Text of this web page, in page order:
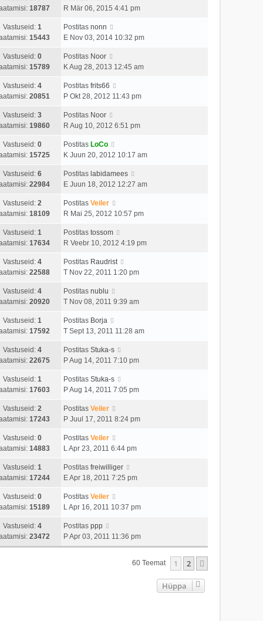
18787
R Mär 06, 2015 4:41 pm
Vastuseid: 1
15443
Postitas nonn
E Nov 03, 2014 10:32 pm
Vastuseid: 0
15789
Postitas Noor
K Aug 28, 2013 12:45 am
Vastuseid: 4
20851
Postitas frits66
P Okt 28, 2012 11:43 pm
Vastuseid: 3
19860
Postitas Noor
R Aug 10, 2012 6:51 pm
Vastuseid: 0
15725
Postitas LoCo
K Juun 20, 2012 10:17 am
Vastuseid: 6
22984
Postitas labidamees
E Juun 18, 2012 12:27 am
Vastuseid: 2
18109
Postitas Veiler
R Mai 25, 2012 10:57 pm
Vastuseid: 1
17634
Postitas tossom
R Veebr 10, 2012 4:19 pm
Vastuseid: 4
22588
Postitas Raudrist
T Nov 22, 2011 1:20 pm
Vastuseid: 4
20920
Postitas nublu
T Nov 08, 2011 9:39 am
Vastuseid: 1
17592
Postitas Borja
T Sept 13, 2011 11:28 am
Vastuseid: 4
22675
Postitas Stuka-s
P Aug 14, 2011 7:10 pm
Vastuseid: 1
17603
Postitas Stuka-s
P Aug 14, 2011 7:05 pm
Vastuseid: 2
17243
Postitas Veiler
P Juul 17, 2011 8:24 pm
Vastuseid: 0
14883
Postitas Veiler
L Apr 23, 2011 6:44 pm
Vastuseid: 1
17244
Postitas freiwilliger
E Apr 18, 2011 7:25 pm
Vastuseid: 0
15189
Postitas Veiler
L Apr 16, 2011 10:37 pm
Vastuseid: 4
23472
Postitas ppp
P Apr 03, 2011 11:36 pm
60 Teemat 1 2
Hüppa